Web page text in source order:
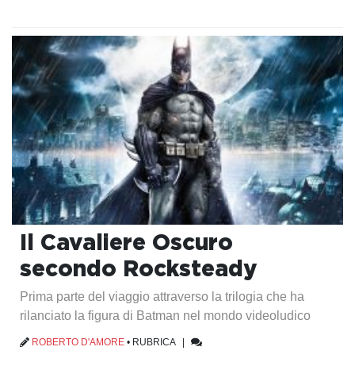
Il Cavaliere Oscuro
secondo Rocksteady
Prima parte del viaggio attraverso la trilogia che ha
rilanciato la figura di Batman nel mondo videoludico
ROBERTO D'AMORE • RUBRICA|